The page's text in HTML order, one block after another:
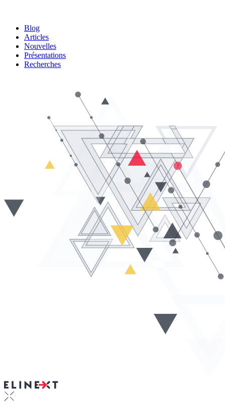
Blog
Articles
Nouvelles
Présentations
Recherches